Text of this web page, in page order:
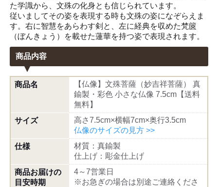
た学識から、文殊の化身とも信じられています。
従いましてその姿を表現する時も文殊の姿になぞらえま
す。右に智慧をあらわす剣と、左に経典を収めた梵篋
（ぼんきょう）を載せた蓮華を持つ姿で表現されます。
商品内容
商品名
【仏像】文殊菩薩（妙吉祥菩薩） 真
鍮製・彩色 小さな仏像 7.5cm【送料
無料】
サイズ
高さ7.5cm×横幅7cm×奥行3.5cm
仏像のサイズの見方 >>
仕様
材質：真鍮製
仕上げ：彫金仕上げ
商品お届けの
目安時期
4～7営業日
※お急ぎの場合は別途ご連絡くださ